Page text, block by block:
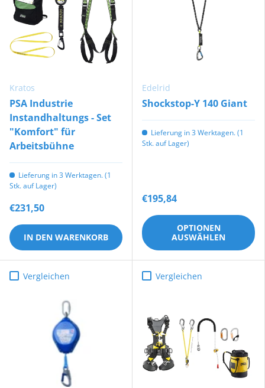
Kratos
PSA Industrie
Instandhaltungs - Set
"Komfort" für
Arbeitsbühne
Lieferung in 3 Werktagen. (1
Stk. auf Lager)
€231,50
IN DEN WARENKORB
Edelrid
Shockstop-Y 140 Giant
Lieferung in 3 Werktagen. (1
Stk. auf Lager)
€195,84
OPTIONEN
AUSWÄHLEN
Vergleichen Vergleichen